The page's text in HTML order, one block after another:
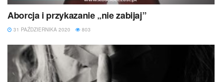
Aborcja i przykazanie „nie zabijaj”
31 PAŹDZIERNIKA 2020 803